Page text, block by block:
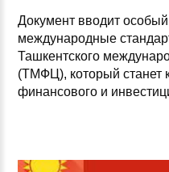
Документ вводит
международные
Ташкентского
(ТМФЦ), который станет
финансового и